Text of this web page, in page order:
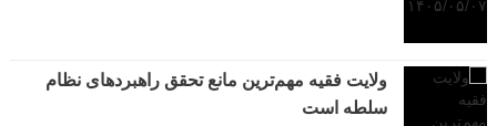
ولایت فقیه مهم‌ترین مانع تحقق راهبردهای نظام
سلطه است